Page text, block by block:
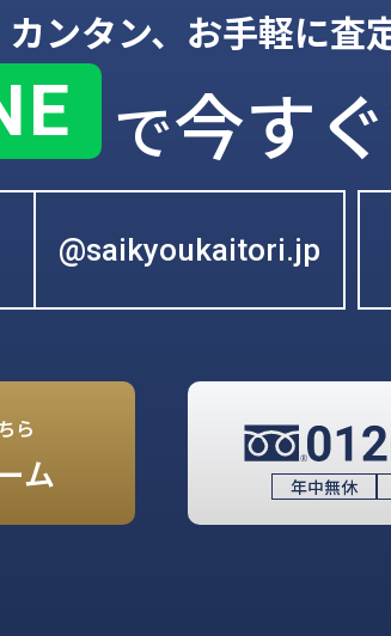
カンタン、お手軽に査
で今す
@saikyoukaitori.jp
ら
ム 年中無休